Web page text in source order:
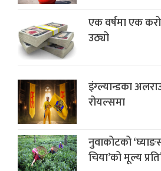
एक वर्षमा एक
उठ्यो
इंग्ल्यान्डका
रोयल्समा
नुवाकोटको
चिया’को मूल्य